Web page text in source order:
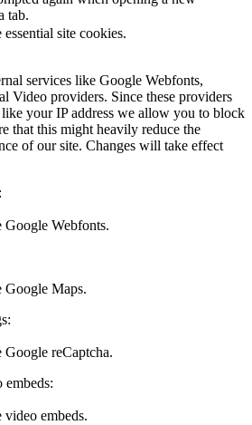
tab.
site cookies.
services like Google Webfonts,
Video providers. Since these providers
your IP address we allow you to block
that this might heavily reduce the
of our site. Changes will take effect
Google Webfonts.
Google Maps.
reCaptcha.
embeds:
embeds.